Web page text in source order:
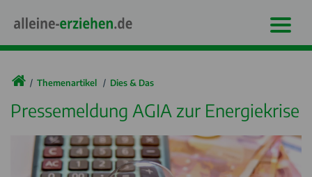
Themenartikel Dies & Das
Pressemeldung AGIA zur Energiekrise